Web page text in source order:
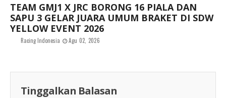
TEAM GMJ1 X JRC BORONG 16 PIALA DAN
SAPU 3 GELAR JUARA UMUM BRAKET DI SDW
YELLOW EVENT 2026
Racing Indonesia Agu 02, 2026
Tinggalkan Balasan